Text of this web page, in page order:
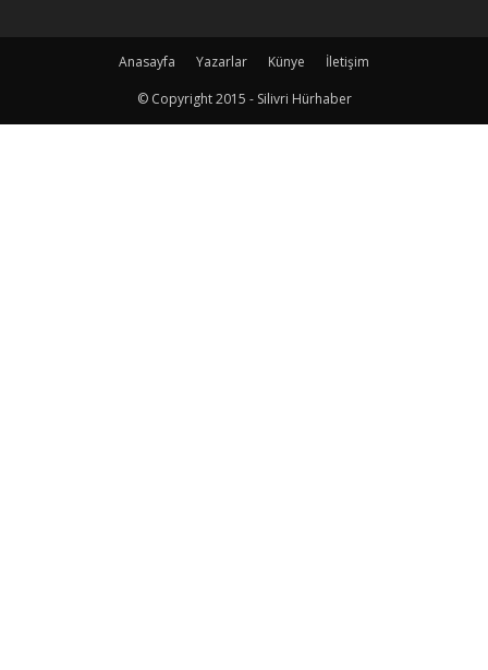
Anasayfa Yazarlar Künye
İletişim
© Copyright 2015 - Silivri Hürhaber